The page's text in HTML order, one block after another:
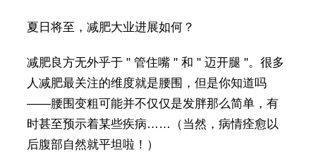
夏日将至，减肥大业进展如何？
减肥良方无外乎于 " 管住嘴 " 和 " 迈开腿 "。很多
人减肥最关注的维度就是腰围，但是你知道吗
——腰围变粗可能并不仅仅是发胖那么简单，有
时甚至预示着某些疾病……（当然，病情痊愈以
后腹部自然就平坦啦！）